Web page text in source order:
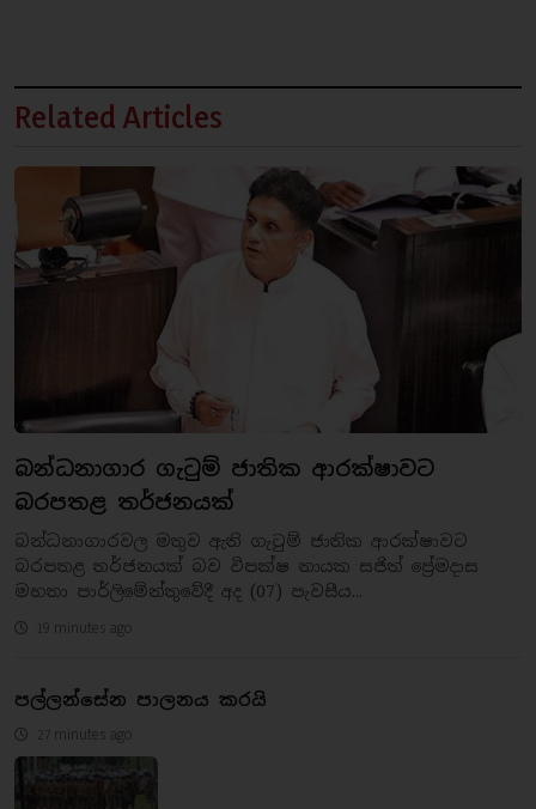
Related Articles
බන්ධනාගාර ගැටුම් ජාතික ආරක්ෂාවට
බරපතළ තර්ජනයක්
බන්ධනාගාරවල මතුව ඇති ගැටුම් ජාතික ආරක්ෂාවට
බරපතළ තර්ජනයක් බව විපක්ෂ නායක සජිත් ප්‍රේමදාස
මහතා පාර්ලිමේන්තුවේදී අද (07) පැවසීය...
19 minutes ago
පල්ලන්සේන පාලනය කරයි
27 minutes ago